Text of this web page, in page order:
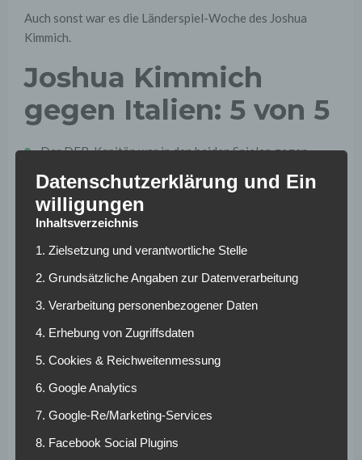
Auch sonst war es die Länderspiel-Woche des Joshua
Kimmich.
Joshua Kimmich
gegen Italien: 5 von 5
Der DFB-Kapitän war in den beiden Spielen gegen
Nationalmannschaft beteiligt.
Das 1:0 per Elfmeter im Rückspiel markierte er nach einer
halben Stunde Spielzeit selbst.
Zum ersten Malseit Juni 2017 gegen San Marino (7:0)
Länderspiele an 3 Treffern (1 Tor, 2 Tor-Vorlagen)
beteiligt.
Damals legte Kimmich in Nürnberg per Flankenball 3-
mal vor – und zwar 2-mal für den jetzt als DFB-Co-
Trainer tätigenSandro Wagner
46 Prozent
Datenschutzerklärung und Ein
willigungen
Inhaltsverzeichnis
1. Zielsetzung und verantwortliche Stelle
2. Grundsätzliche Angaben zur Datenverarbeitung
3. Verarbeitung personenbezogener Daten
4. Erhebung von Zugriffsdaten
5. Cookies & Reichweitenmessung
6. Google Analytics
7. Google-Re/Marketing-Services
8. Facebook Social Plugins